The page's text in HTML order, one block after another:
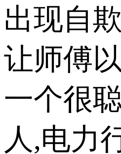
出现自
让师傅
一个很
人,电力